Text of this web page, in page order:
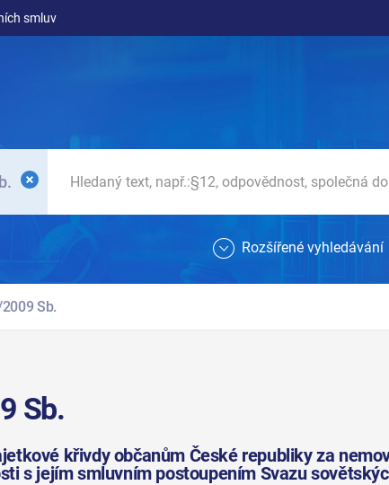
smluv
Rozšířené vyhledávání
Sb.
Sb.
křivdy občanům České republiky za
s jejím smluvním postoupením Svazu